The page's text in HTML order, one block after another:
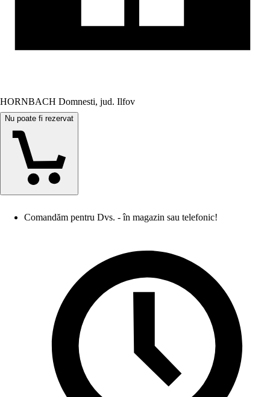
HORNBACH Domnesti, jud. Ilfov
Nu poate fi rezervat
Comandăm pentru Dvs. - în magazin sau telefonic!